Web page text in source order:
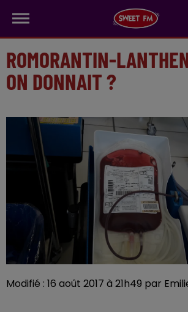
ROMORANTIN-
ON DONNAIT ?
Modifié : 16 août 2017 à 21h49 par